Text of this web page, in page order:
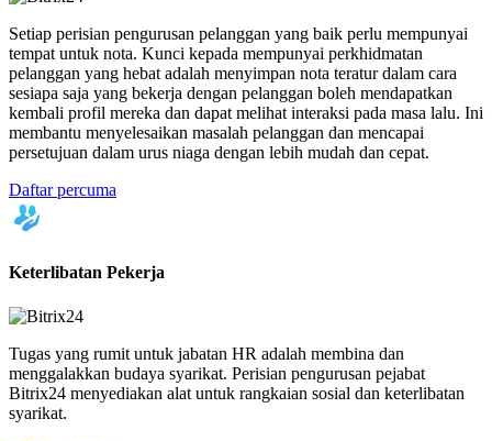
Setiap perisian pengurusan pelanggan yang baik perlu mempunyai
tempat untuk nota. Kunci kepada mempunyai perkhidmatan
pelanggan yang hebat adalah menyimpan nota teratur dalam cara
sesiapa saja yang bekerja dengan pelanggan boleh mendapatkan
kembali profil mereka dan dapat melihat interaksi pada masa lalu. Ini
membantu menyelesaikan masalah pelanggan dan mencapai
persetujuan dalam urus niaga dengan lebih mudah dan cepat.
Daftar percuma
Keterlibatan Pekerja
Tugas yang rumit untuk jabatan HR adalah membina dan
menggalakkan budaya syarikat. Perisian pengurusan pejabat
Bitrix24 menyediakan alat untuk rangkaian sosial dan keterlibatan
syarikat.